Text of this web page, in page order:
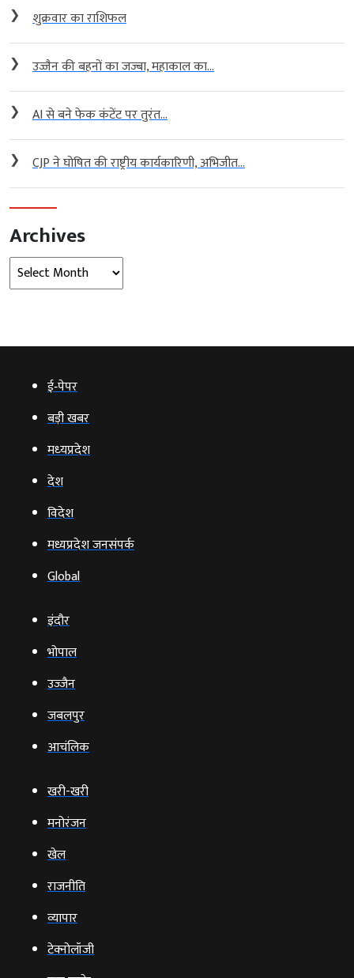
❯ शुक्रवार का राशिफल
❯ उज्जैन की बहनों का जज्बा, महाकाल का...
❯ AI से बने फेक कंटेंट पर तुरंत...
❯ CJP ने घोषित की राष्ट्रीय कार्यकारिणी, अभिजीत...
Archives
Archives
ई‑पेपर
बड़ी खबर
मध्‍यप्रदेश
देश
विदेश
मध्यप्रदेश जनसंपर्क
Global
इंदौर
भोपाल
उज्‍जैन
जबलपुर
आचंलिक
खरी-खरी
मनोरंजन
खेल
राजनीति
व्‍यापार
टेक्‍नोलॉजी